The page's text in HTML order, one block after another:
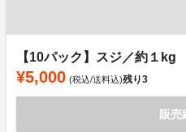
【10パック】スジ／約１kg
¥5,000 (税込/送料込)残り3
販売